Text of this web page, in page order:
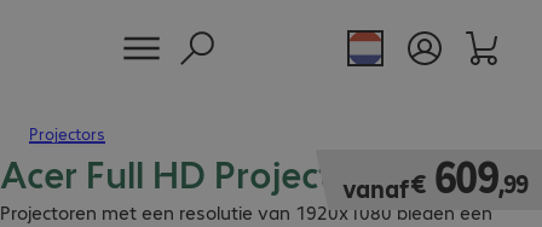
Projectors
Acer Full HD Projectoren
Projectoren met een resolutie van 1920x1080 bieden een
vanaf€ 609,99
€ 609,99